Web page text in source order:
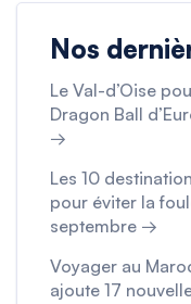
Nos
Le Val-d’Oise
Dragon Ball
→
Les 10
pour éviter la
septembre →
Voyager au
ajoute 17